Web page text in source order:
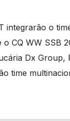
integrarão o
CQ WW SSB
Dx Group,
time